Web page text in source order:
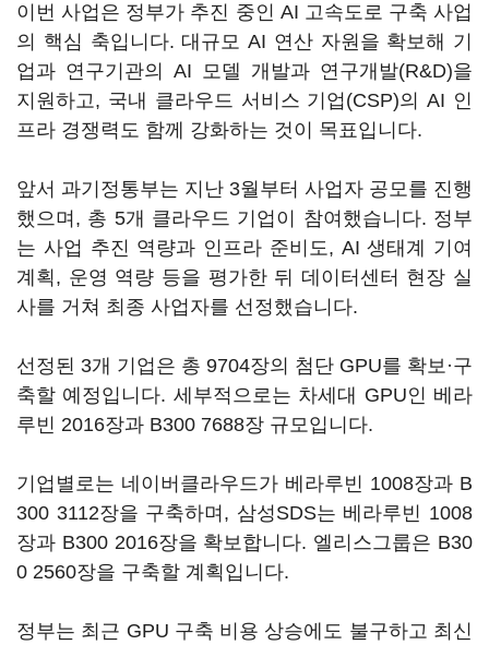
이번 사업은 정부가 추진 중인 AI 고속도로 구축 사업
의 핵심 축입니다. 대규모 AI 연산 자원을 확보해 기
업과 연구기관의 AI 모델 개발과 연구개발(R&D)을
지원하고, 국내 클라우드 서비스 기업(CSP)의 AI 인
프라 경쟁력도 함께 강화하는 것이 목표입니다.
앞서 과기정통부는 지난 3월부터 사업자 공모를 진행
했으며, 총 5개 클라우드 기업이 참여했습니다. 정부
는 사업 추진 역량과 인프라 준비도, AI 생태계 기여
계획, 운영 역량 등을 평가한 뒤 데이터센터 현장 실
사를 거쳐 최종 사업자를 선정했습니다.
선정된 3개 기업은 총 9704장의 첨단 GPU를 확보·구
축할 예정입니다. 세부적으로는 차세대 GPU인 베라
루빈 2016장과 B300 7688장 규모입니다.
기업별로는 네이버클라우드가 베라루빈 1008장과 B
300 3112장을 구축하며, 삼성SDS는 베라루빈 1008
장과 B300 2016장을 확보합니다. 엘리스그룹은 B30
0 2560장을 구축할 계획입니다.
정부는 최근 GPU 구축 비용 상승에도 불구하고 최신